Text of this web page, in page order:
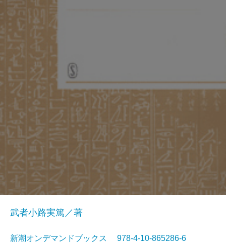
武者小路実篤／著
新潮オンデマンドブックス 978-4-10-865286-6